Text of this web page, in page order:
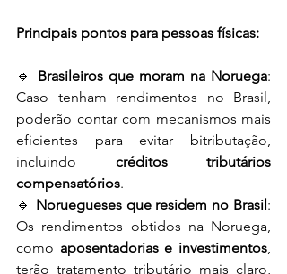
Principais pontos para pessoas físicas:
🔹 Brasileiros que moram na Noruega:
Caso tenham rendimentos no Brasil,
poderão contar com mecanismos mais
eficientes para evitar bitributação,
incluindo créditos tributários
compensatórios.
🔹 Noruegueses que residem no Brasil :
Os rendimentos obtidos na Noruega,
como aposentadorias e investimentos,
terão tratamento tributário mais claro,